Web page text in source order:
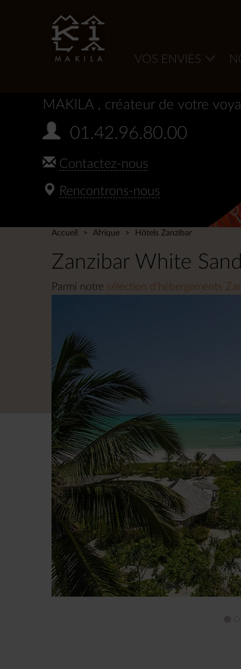
VOS ENVIES
MAKILA , créateur de votre
01.42.96.80.00
Contactez-nous
Rencontrons-nous
Accueil Afrique Hôtels Zanzibar
Zanzibar White
Parmi notre sélection d'hébergements